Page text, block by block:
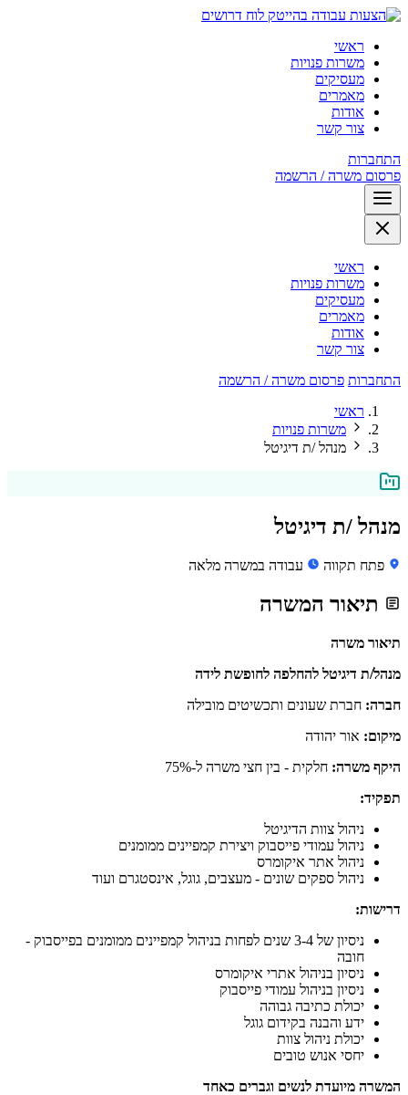
לוח דרושים
ראשי
משרות פנויות
מעסיקים
מאמרים
אודות
צור קשר
התחברות
פרסום משרה / הרשמה
ראשי
משרות פנויות
מעסיקים
מאמרים
אודות
צור קשר
התחברות פרסום משרה / הרשמה
ראשי
משרות פנויות
מנהל /ת דיגיטל
מנהל /ת דיגיטל
פתח תקווה עבודה במשרה מלאה
תיאור המשרה
תיאור משרה
מנהל/ת דיגיטל להחלפה לחופשת לידה
חברה: חברת שעונים ותכשיטים מובילה
מיקום: אור יהודה
היקף משרה: חלקית - בין חצי משרה ל-75%
תפקיד:
ניהול צוות הדיגיטל
ניהול עמודי פייסבוק ויצירת קמפיינים ממומנים
ניהול אתר איקומרס
ניהול ספקים שונים - מעצבים, גוגל, אינסטגרם ועוד
דרישות:
ניסיון של 3-4 שנים לפחות בניהול קמפיינים ממומנים בפייסבוק -
חובה
ניסיון בניהול אתרי איקומרס
ניסיון בניהול עמודי פייסבוק
יכולת כתיבה גבוהה
ידע והבנה בקידום גוגל
יכולת ניהול צוות
יחסי אנוש טובים
המשרה מיועדת לנשים וגברים כאחד